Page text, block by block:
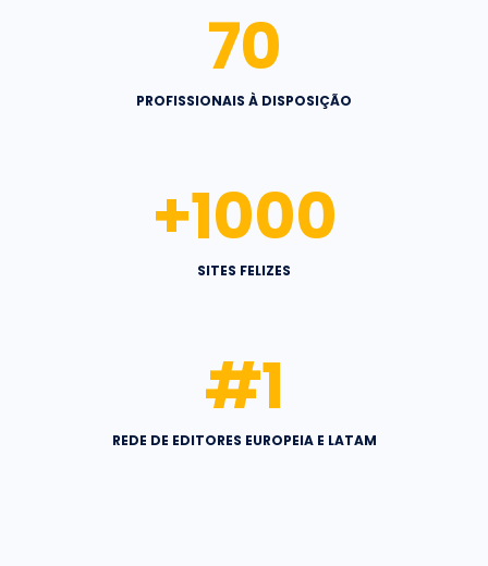
PROFISSIONAIS À DISPOSIÇÃO
70
SITES FELIZES
+1000
REDE DE EDITORES EUROPEIA E LATAM
#1